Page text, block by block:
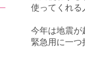
使ってくれる
今年は地震が
緊急用に一